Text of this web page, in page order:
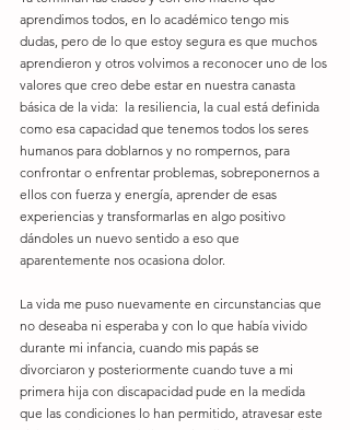
aprendimos todos, en lo académico tengo mis
dudas, pero de lo que estoy segura es que muchos
aprendieron y otros volvimos a reconocer uno de los
valores que creo debe estar en nuestra canasta
básica de la vida:  la resiliencia, la cual está definida
como esa capacidad que tenemos todos los seres
humanos para doblarnos y no rompernos, para
confrontar o enfrentar problemas, sobreponernos a
ellos con fuerza y energía, aprender de esas
experiencias y transformarlas en algo positivo
dándoles un nuevo sentido a eso que
aparentemente nos ocasiona dolor.
La vida me puso nuevamente en circunstancias que
no deseaba ni esperaba y con lo que había vivido
durante mi infancia, cuando mis papás se
divorciaron y posteriormente cuando tuve a mi
primera hija con discapacidad pude en la medida
que las condiciones lo han permitido, atravesar este